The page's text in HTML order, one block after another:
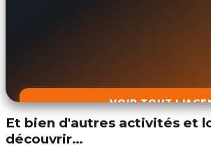
VOIR TOUT
Et bien d'autres activités et
découvrir…